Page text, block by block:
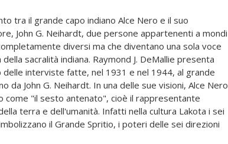
tra il grande capo indiano Alce Nero e il suo
John G. Neihardt, due persone appartenenti a mondi
diversi ma che diventano una sola voce
della sacralità indiana. Raymond J. DeMallie presenta
delle interviste fatte, nel 1931 e nel 1944, al grande
da John G. Neihardt. In una delle sue visioni, Alce Nero
come "il sesto antenato", cioè il rappresentante
terra e dell'umanità. Infatti nella cultura Lakota i sei
il Grande Spritio, i poteri delle sei direzioni
ovest, nord, est, sud, il cielo, la terra. In questa
la sua vita quale uomo sacro, pensatore,
guida spirituale del suo popolo. Poiché riteneva di non
a termine la missione che il Grande Spirito gli aveva
Alce Nero accettò di raccontare la sua storia a
che "gli era stato inviato", affidandogliela perché
compimento. La prefazione del curatore chiarisce i
i protagonisti e spiega la cultura, i costumi e la